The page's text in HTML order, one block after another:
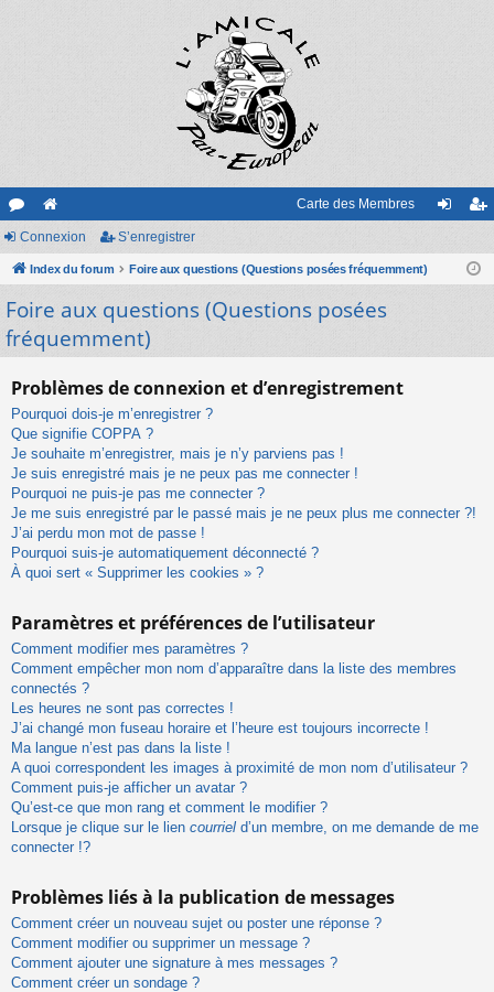
or
u
m
s
e
sit
e
Carte des Membres
nr
Connexion S’enregistrer
Index du forum Foire aux questions (Questions posées fréquemment)
Foire aux questions (Questions posées
fréquemment)
Problèmes de connexion et d’enregistrement
Pourquoi dois-je m’enregistrer ?
Que signifie COPPA ?
Je souhaite m’enregistrer, mais je n’y parviens pas !
Je suis enregistré mais je ne peux pas me connecter !
Pourquoi ne puis-je pas me connecter ?
Je me suis enregistré par le passé mais je ne peux plus me connecter ?!
J’ai perdu mon mot de passe !
Pourquoi suis-je automatiquement déconnecté ?
À quoi sert « Supprimer les cookies » ?
Paramètres et préférences de l’utilisateur
Comment modifier mes paramètres ?
Comment empêcher mon nom d’apparaître dans la liste des membres
connectés ?
Les heures ne sont pas correctes !
J’ai changé mon fuseau horaire et l’heure est toujours incorrecte !
Ma langue n’est pas dans la liste !
A quoi correspondent les images à proximité de mon nom d’utilisateur ?
Comment puis-je afficher un avatar ?
Qu’est-ce que mon rang et comment le modifier ?
Lorsque je clique sur le lien courriel d’un membre, on me demande de me
connecter !?
Problèmes liés à la publication de messages
Comment créer un nouveau sujet ou poster une réponse ?
Comment modifier ou supprimer un message ?
Comment ajouter une signature à mes messages ?
Comment créer un sondage ?